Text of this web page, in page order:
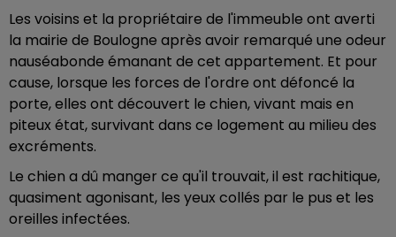
Les voisins et la propriétaire de l'immeuble ont averti
la mairie de Boulogne après avoir remarqué une odeur
nauséabonde émanant de cet appartement. Et pour
cause, lorsque les forces de l'ordre ont défoncé la
porte, elles ont découvert le chien, vivant mais en
piteux état, survivant dans ce logement au milieu des
excréments.
Le chien a dû manger ce qu'il trouvait, il est rachitique,
quasiment agonisant, les yeux collés par le pus et les
oreilles infectées.